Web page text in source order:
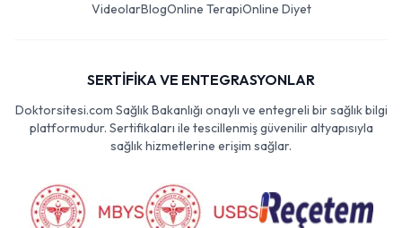
VideolarBlogOnline TerapiOnline Diyet
SERTİFİKA VE ENTEGRASYONLAR
Doktorsitesi.com Sağlık Bakanlığı onaylı ve entegreli bir sağlık bilgi
platformudur. Sertifikaları ile tescillenmiş güvenilir altyapısıyla
sağlık hizmetlerine erişim sağlar.